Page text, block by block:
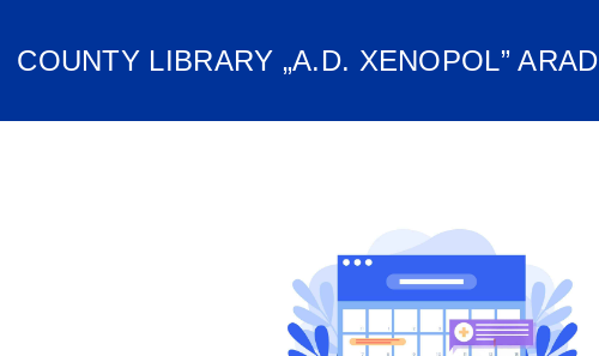
COUNTY LIBRARY „A.D. XENOPOL” ARAD